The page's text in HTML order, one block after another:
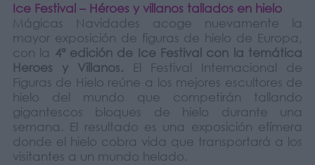
Ice Festival – Héroes y villanos tallados en hielo
Mágicas Navidades acoge nuevamente la
mayor exposición de figuras de hielo de Europa,
con la 4ª edición de Ice Festival con la temática
Heroes y Villanos. El Festival Internacional de
Figuras de Hielo reúne a los mejores escultores de
hielo del mundo que competirán tallando
gigantescos bloques de hielo durante una
semana. El resultado es una exposición efímera
donde el hielo cobra vida que transportará a los
visitantes a un mundo helado.